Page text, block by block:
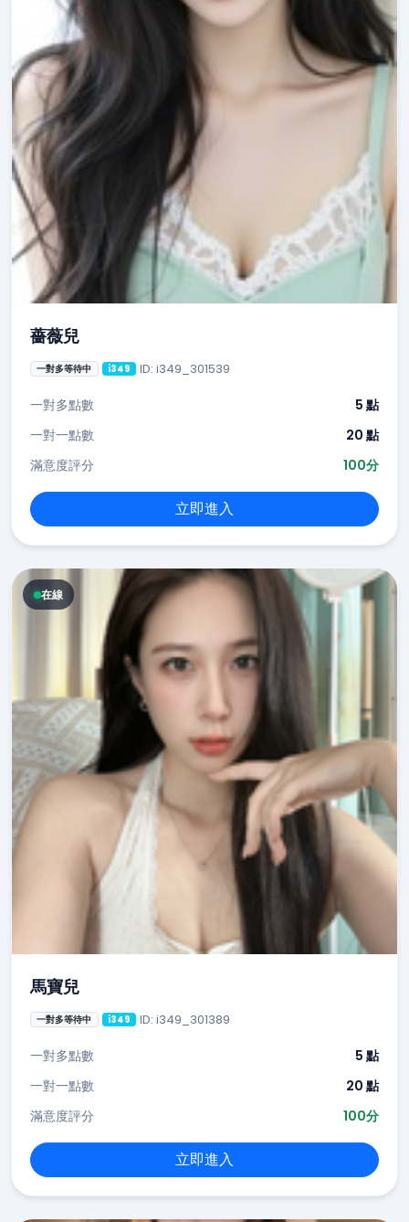
薔薇兒
一對多等待中 i349 ID: i349_301539
一對多點數
5 點
一對一點數
20 點
滿意度評分
100分
立即進入
在線
馬寶兒
一對多等待中 i349 ID: i349_301389
一對多點數
5 點
一對一點數
20 點
滿意度評分
100分
立即進入